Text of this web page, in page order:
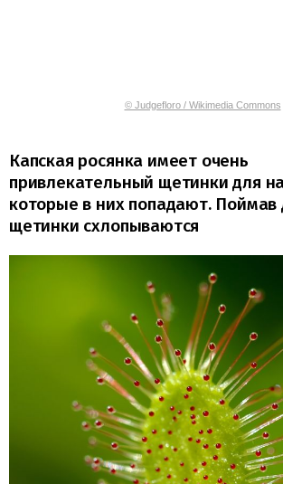
© Judgefloro / Wikimedia Commons
Капская росянка имеет очень
привлекательный щетинки для
которые в них попадают. Поймав
щетинки схлопываются